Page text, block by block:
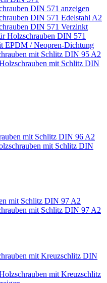
DIN 571 anzeigen
DIN 571 Edelstahl A2
DIN 571 Verzinkt
Holzschrauben DIN 571
EPDM / Neopren-Dichtung
mit Schlitz DIN 95 A2
mit Schlitz DIN
mit Schlitz DIN 96 A2
mit Schlitz DIN
mit Schlitz DIN 97 A2
mit Schlitz DIN 97 A2
mit Kreuzschlitz DIN
mit Kreuzschlitz